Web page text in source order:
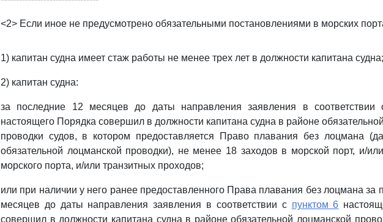
<2> Если иное не предусмотрено обязательными постановлениями в морских
1) капитан судна имеет стаж работы не менее трех лет в должности капитана судна;
2) капитан судна:
за последние 12 месяцев до даты направления заявления в соответствии
настоящего Порядка совершил в должности капитана судна в районе
проводки судов, в котором предоставляется Право плавания без лоцмана
обязательной лоцманской проводки), не менее 18 заходов в морской порт, и/
морского порта, и/или транзитных проходов;
или при наличии у него ранее предоставленного Права плавания без лоцмана за
месяцев до даты направления заявления в соответствии с пунктом 6
совершил в должности капитана судна в районе обязательной лоцманской